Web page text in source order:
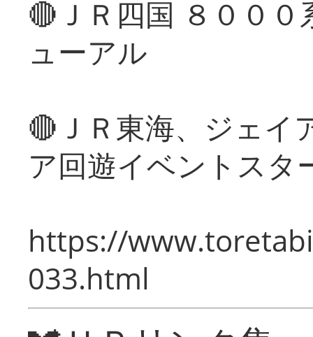
🔴ＪＲ四国 ８００
ューアル
🔴ＪＲ東海、ジェイ
ア回遊イベントスタ
https://
033.html